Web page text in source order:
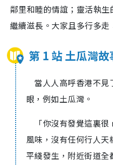
鄰里和睦的情誼；靈活執
繼續滋長。大家且多行多走
第 1 站 土瓜灣
當人人高呼香港不見
眼，例如土瓜灣。
「你沒有發覺這裏
風味，沒有任何行人
平綫發生，附近街道